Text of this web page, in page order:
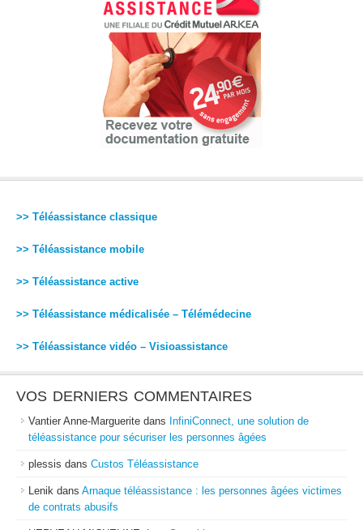
>> Téléassistance classique
>> Téléassistance mobile
>> Téléassistance active
>> Téléassistance médicalisée – Télémédecine
>> Téléassistance vidéo – Visioassistance
VOS DERNIERS COMMENTAIRES
Vantier Anne-Marguerite dans InfiniConnect, une solution de
téléassistance pour sécuriser les personnes âgées
plessis dans Custos Téléassistance
Lenik dans Arnaque téléassistance : les personnes âgées victimes
de contrats abusifs